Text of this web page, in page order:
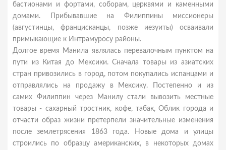
бастионами и фортами, соборам, церквями и каменными
домами. Прибывавшие на Филиппины миссионеры
(августинцы, францисканцы, позже иезуиты) осваивали
примыкающие к Интрамуросу районы.
Долгое время Манила являлась перевалочным пунктом на
пути из Китая до Мексики. Сначала товары из азиатских
стран привозились в город, потом покупались испанцами и
отправлялись на продажу в Мексику. Постепенно и из
самих Филиппин через Манилу стали вывозить местные
товары - сахарный тростник, кофе, табак, Облик города и
отчасти образ жизни претерпели значительные изменения
после землетрясения 1863 года. Новые дома и улицы
строились по образцу американских, в некоторых домах